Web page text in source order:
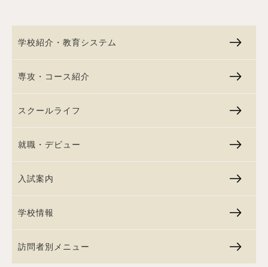
学校紹介・教育システム
専攻・コース紹介
スクールライフ
就職・デビュー
入試案内
学校情報
訪問者別メニュー